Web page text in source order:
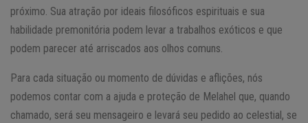
próximo. Sua atração por ideais filosóficos espirituais e sua
habilidade premonitória podem levar a trabalhos exóticos e que
podem parecer até arriscados aos olhos comuns.
Para cada situação ou momento de dúvidas e aflições, nós
podemos contar com a ajuda e proteção de Melahel que, quando
chamado, será seu mensageiro e levará seu pedido ao celestial, se